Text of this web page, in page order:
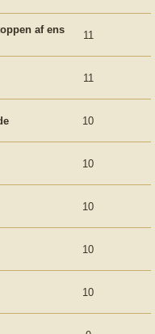
af ens
11
11
10
10
10
10
10